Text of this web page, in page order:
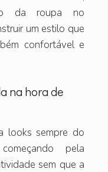
da roupa no
um estilo que
confortável e
na hora de
looks sempre do
pela
sem que a